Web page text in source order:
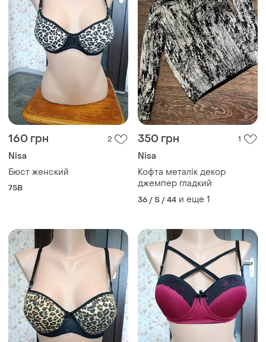
160 грн 2
Nisa
Бюст женский
75B
350 грн 1
Nisa
Кофта металік декор
джемпер гладкий
36 / S / 44 и еще 1